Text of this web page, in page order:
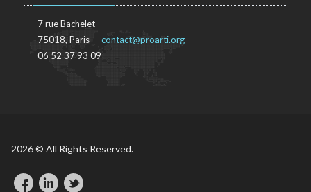
7 rue Bachelet
75018, Paris
06 52 37 93 09
contact@proarti.org
2026 © All Rights Reserved.